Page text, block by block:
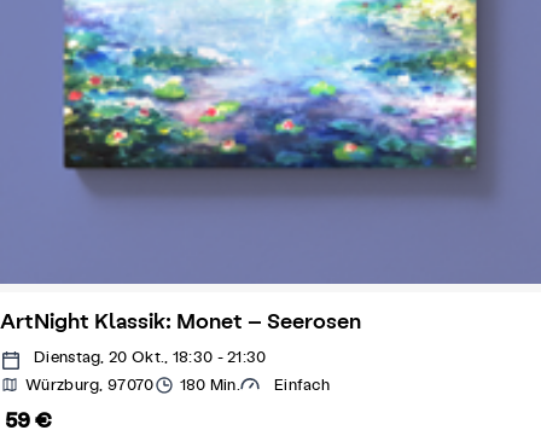
ArtNight Klassik: Monet – Seerosen
Dienstag, 20 Okt., 18:30 - 21:30
Würzburg, 97070
180 Min. Einfach
59 €